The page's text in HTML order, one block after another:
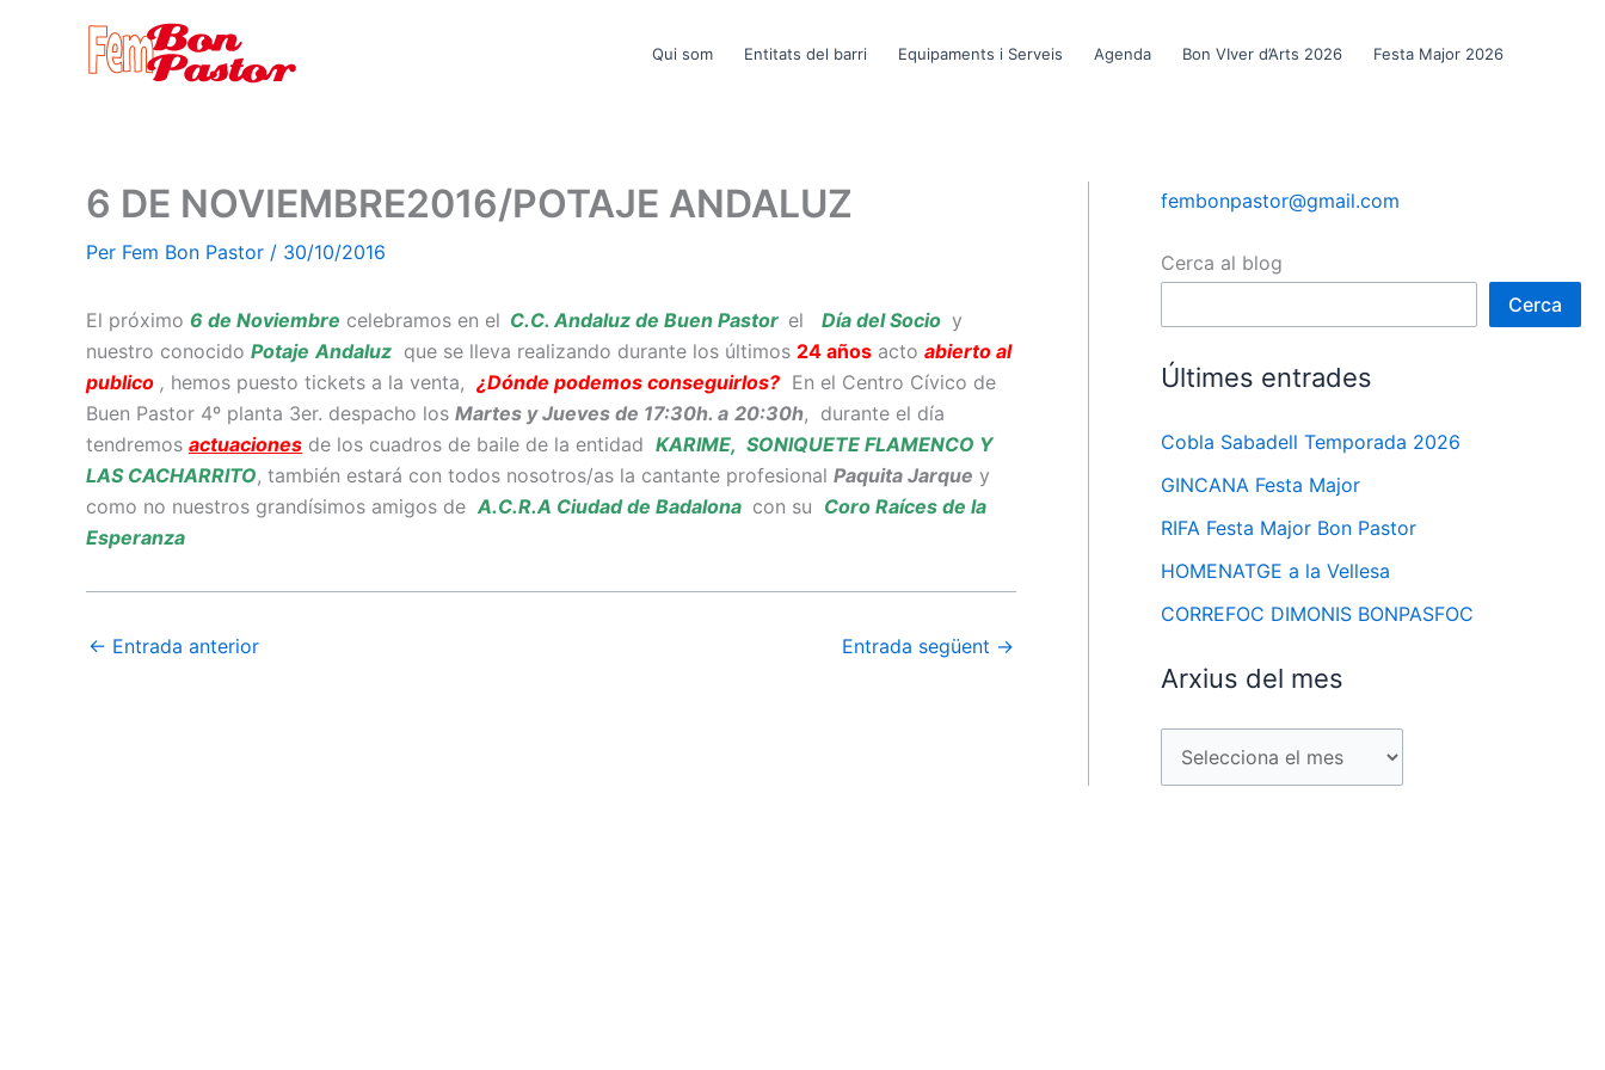
Qui som Entitats del barri Equipaments i Serveis Agenda Bon VIver d’Arts 2026 Festa Major 2026
6 DE NOVIEMBRE2016/POTAJE ANDALUZ
Per Fem Bon Pastor / 30/10/2016
El próximo 6 de Noviembre celebramos en el C.C. Andaluz de Buen Pastor el Día del Socio y
nuestro conocido Potaje Andaluz que se lleva realizando durante los últimos 24 años acto abierto al
publico , hemos puesto tickets a la venta, ¿Dónde podemos conseguirlos? En el Centro Cívico de
Buen Pastor 4º planta 3er. despacho los Martes y Jueves de 17:30h. a 20:30h, durante el día
tendremos actuaciones de los cuadros de baile de la entidad KARIME, SONIQUETE FLAMENCO Y
LAS CACHARRITO, también estará con todos nosotros/as la cantante profesional Paquita Jarque y
como no nuestros grandísimos amigos deA.C.R.A Ciudad de Badalona con su Coro Raíces de la
Esperanza
← Entrada anterior Entrada següent →
fembonpastor@gmail.com
Cerca al blog
Cerca
Últimes entrades
Cobla Sabadell Temporada 2026
GINCANA Festa Major
RIFA Festa Major Bon Pastor
HOMENATGE a la Vellesa
CORREFOC DIMONIS BONPASFOC
Arxius del mes
r